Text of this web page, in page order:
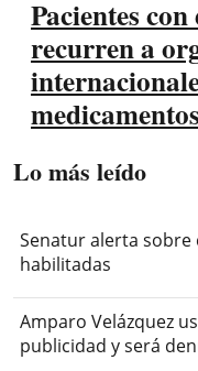
Pacientes
recurren a
medicamentos
Lo más leído
Senatur alerta sobre
habilitadas
Amparo Velázquez
publicidad y será